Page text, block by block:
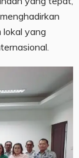
lokal yang